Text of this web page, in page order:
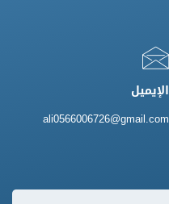
الإيميل
ali0566006726@gmail.com